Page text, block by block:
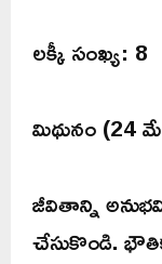
లక్కీ సంఖ్య: 8
మిథునం (24
జీవితాన్ని
చేసుకొండి.